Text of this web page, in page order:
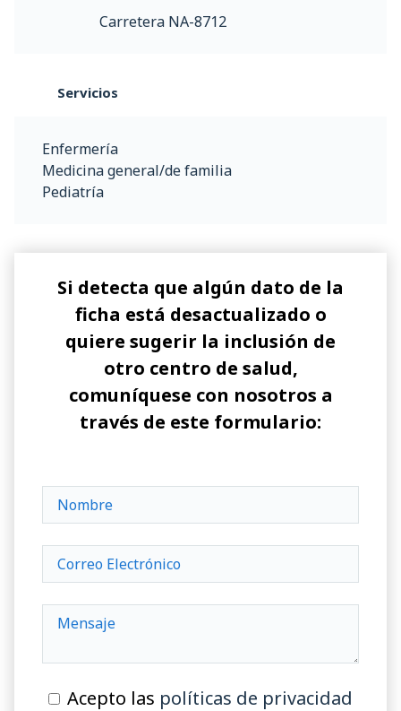
Carretera NA-8712
Servicios
Enfermería
Medicina general/de familia
Pediatría
Si detecta que algún dato de la
ficha está desactualizado o
quiere sugerir la inclusión de
otro centro de salud,
comuníquese con nosotros a
través de este formulario:
Acepto las políticas de privacidad